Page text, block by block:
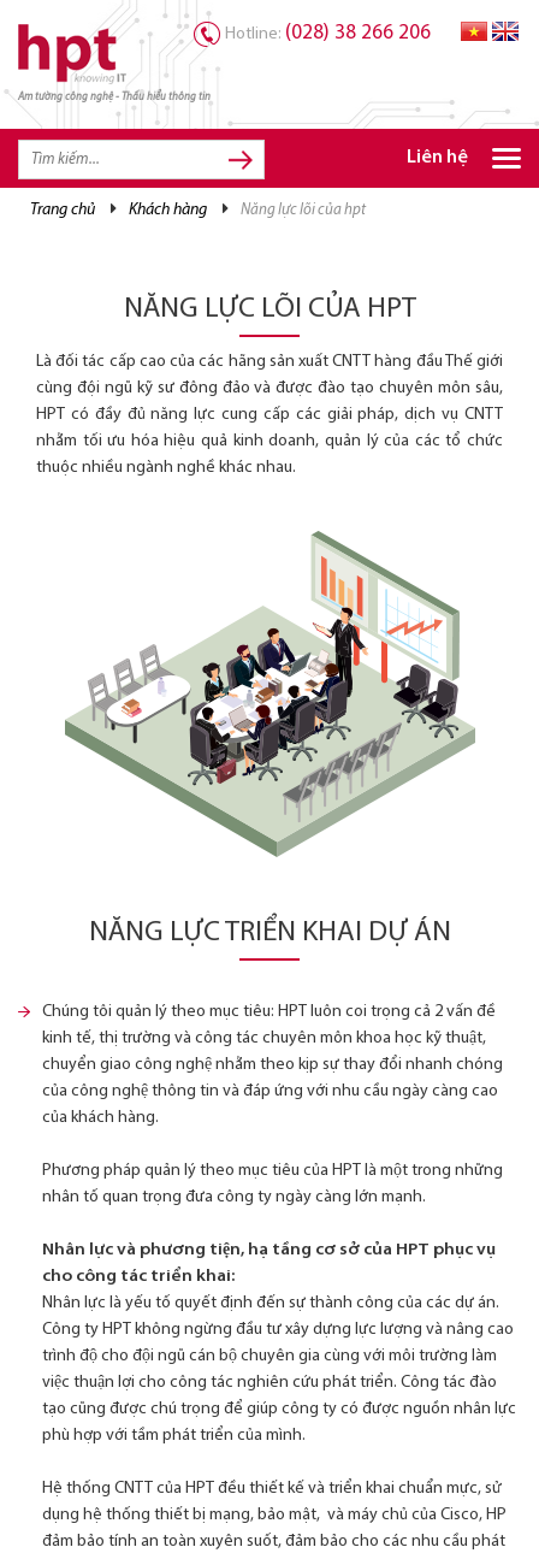
Am tường công nghệ - Thấu hiểu thông tin
Hotline: (028) 38 266 206
Liên hệ
trang chủ khách hàng năng lực lõi của hpt
NĂNG LỰC LÕI CỦA HPT
Là đối tác cấp cao của các hãng sản xuất CNTT hàng đầu Thế giới
cùng đội ngũ kỹ sư đông đảo và được đào tạo chuyên môn sâu,
HPT có đầy đủ năng lực cung cấp các giải pháp, dịch vụ CNTT
nhằm tối ưu hóa hiệu quả kinh doanh, quản lý của các tổ chức
thuộc nhiều ngành nghề khác nhau.
NĂNG LỰC TRIỂN KHAI DỰ ÁN
Chúng tôi quản lý theo mục tiêu: HPT luôn coi trọng cả 2 vấn đề
kinh tế, thị trường và công tác chuyên môn khoa học kỹ thuật,
chuyển giao công nghệ nhằm theo kịp sự thay đổi nhanh chóng
của công nghệ thông tin và đáp ứng với nhu cầu ngày càng cao
của khách hàng.
Phương pháp quản lý theo mục tiêu của HPT là một trong những
nhân tố quan trọng đưa công ty ngày càng lớn mạnh.
Nhân lực và phương tiện, hạ tầng cơ sở của HPT phục vụ
cho công tác triển khai:
Nhân lực là yếu tố quyết định đến sự thành công của các dự án.
Công ty HPT không ngừng đầu tư xây dựng lực lượng và nâng cao
trình độ cho đội ngũ cán bộ chuyên gia cùng với môi trường làm
việc thuận lợi cho công tác nghiên cứu phát triển. Công tác đào
tạo cũng được chú trọng để giúp công ty có được nguồn nhân lực
phù hợp với tầm phát triển của mình.
Hệ thống CNTT của HPT đều thiết kế và triển khai chuẩn mực, sử
dụng hệ thống thiết bị mạng, bảo mật, và máy chủ của Cisco, HP
đảm bảo tính an toàn xuyên suốt, đảm bảo cho các nhu cầu phát
TRANG CHỦ
TRANG CHỦ
CƠ HỘI NGHỀ NGHIỆP